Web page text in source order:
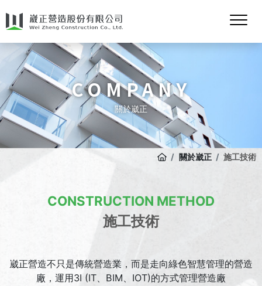
COMPANY
關於崴正
關於崴正 施工技術
CONSTRUCTION METHOD
施工技術
崴正營造不只是傳統營造業，而是走向綠色智慧管理的營造
廠，運用3I (IT、BIM、IOT)的方式管理營造廠